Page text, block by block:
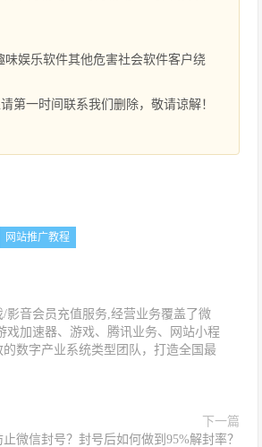
娱乐软件其他危害社会软件客户绕
第一时间联系我们删除，敬请谅解！
网站推广教程
影音会员充值服务,经营业务覆盖了微
加速器、游戏、腾讯业务、网站小程
数字产业系统类型团队，打造全国最
下一篇
微信封号？封号后如何做到95%解封率？